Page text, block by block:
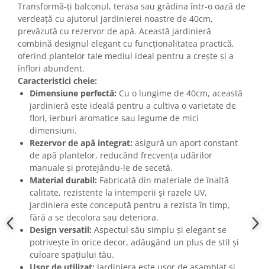
Transformă-ți balconul, terasa sau grădina într-o oază de
verdeață cu ajutorul jardinierei noastre de 40cm,
prevăzută cu rezervor de apă. Această jardinieră
combină designul elegant cu funcționalitatea practică,
oferind plantelor tale mediul ideal pentru a crește și a
înflori abundent.
Caracteristici cheie:
Dimensiune perfectă: Cu o lungime de 40cm, această
jardinieră este ideală pentru a cultiva o varietate de
flori, ierburi aromatice sau legume de mici
dimensiuni.
Rezervor de apă integrat: asigură un aport constant
de apă plantelor, reducând frecvența udărilor
manuale și protejându-le de secetă.
Material durabil: Fabricată din materiale de înaltă
calitate, rezistente la intemperii și razele UV,
jardiniera este concepută pentru a rezista în timp,
fără a se decolora sau deteriora.
Design versatil: Aspectul său simplu și elegant se
potrivește în orice decor, adăugând un plus de stil și
culoare spațiului tău.